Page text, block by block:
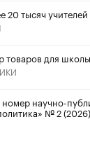
20 тысяч
для
научно-
№ 2